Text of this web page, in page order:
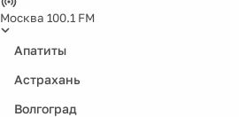
Москва 100.1 FM
Апатиты
Астрахань
Волгоград